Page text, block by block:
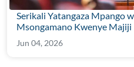
Serikali Yatangaza Mpango
Msongamano Kwenye Majiji
Jun 04, 2026